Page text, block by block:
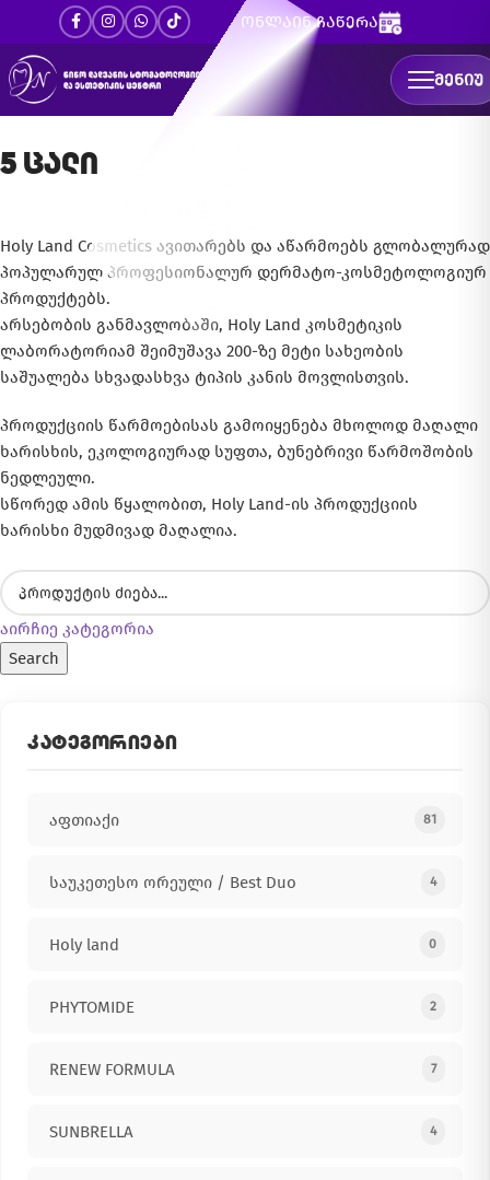
ონლაინ ჩაწერა
ᲛᲔᲜᲘᲣ
5 ცალი
Holy Land Cosmetics ავითარებს და აწარმოებს გლობალურად
პოპულარულ პროფესიონალურ დერმატო-კოსმეტოლოგიურ
პროდუქტებს.
არსებობის განმავლობაში, Holy Land კოსმეტიკის
ლაბორატორიამ შეიმუშავა 200-ზე მეტი სახეობის
საშუალება სხვადასხვა ტიპის კანის მოვლისთვის.
პროდუქციის წარმოებისას გამოიყენება მხოლოდ მაღალი
ხარისხის, ეკოლოგიურად სუფთა, ბუნებრივი წარმოშობის
ნედლეული.
სწორედ ამის წყალობით, Holy Land-ის პროდუქციის
ხარისხი მუდმივად მაღალია.
აირჩიე კატეგორია
Search
ᲙᲐᲢᲔᲒᲝᲠᲘᲔᲑᲘ
აფთიაქი 81
საუკეთესო ორეული / Best Duo 4
Holy land 0
PHYTOMIDE 2
RENEW FORMULA 7
SUNBRELLA 4